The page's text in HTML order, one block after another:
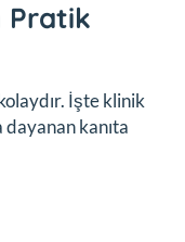
Pratik
İşte klinik
dayanan kanıta